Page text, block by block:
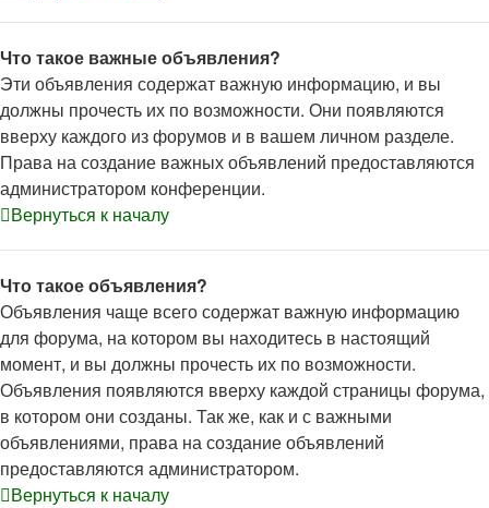
Что такое важные объявления?
Эти объявления содержат важную информацию, и вы
должны прочесть их по возможности. Они появляются
вверху каждого из форумов и в вашем личном разделе.
Права на создание важных объявлений предоставляются
администратором конференции.
Вернуться к началу
Что такое объявления?
Объявления чаще всего содержат важную информацию
для форума, на котором вы находитесь в настоящий
момент, и вы должны прочесть их по возможности.
Объявления появляются вверху каждой страницы форума,
в котором они созданы. Так же, как и с важными
объявлениями, права на создание объявлений
предоставляются администратором.
Вернуться к началу